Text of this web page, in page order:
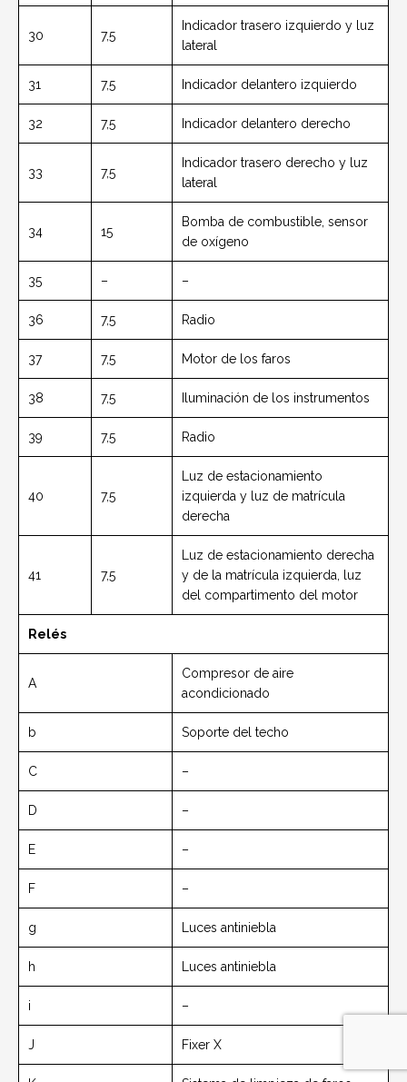
30 7,5
Indicador trasero izquierdo y luz
lateral
31 7,5 Indicador delantero izquierdo
32 7,5 Indicador delantero derecho
33 7,5
Indicador trasero derecho y luz
lateral
34 15
Bomba de combustible, sensor
de oxígeno
35 – –
36 7,5 Radio
37 7,5 Motor de los faros
38 7,5 Iluminación de los instrumentos
39 7,5 Radio
40 7,5
Luz de estacionamiento
izquierda y luz de matrícula
derecha
41 7,5
Luz de estacionamiento derecha
y de la matrícula izquierda, luz
del compartimento del motor
Relés
A
Compresor de aire
acondicionado
b Soporte del techo
C –
D –
E –
F –
g Luces antiniebla
h Luces antiniebla
i –
J Fixer X